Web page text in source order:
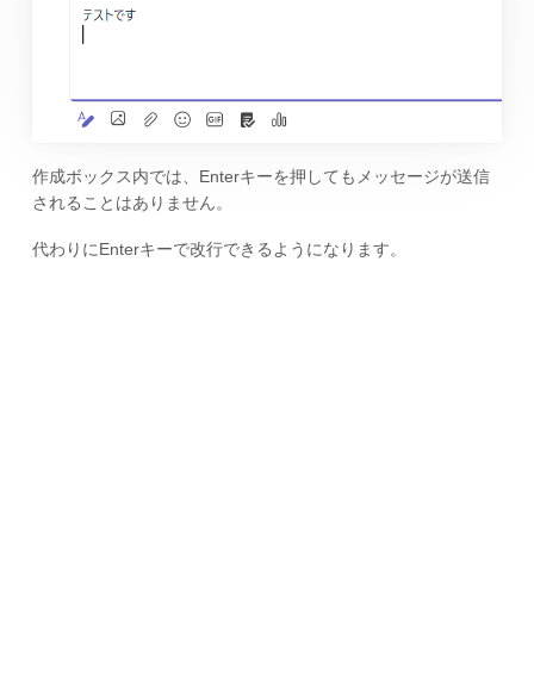
作成ボックス内では、Enterキーを押してもメッセージが送信
されることはありません。
代わりにEnterキーで改行できるようになります。